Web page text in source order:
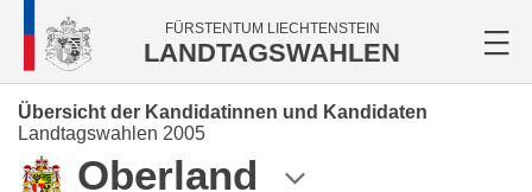
FÜRSTENTUM LIECHTENSTEIN
LANDTAGSWAHLEN
Übersicht der Kandidatinnen und Kandidaten
Landtagswahlen 2005
Oberland